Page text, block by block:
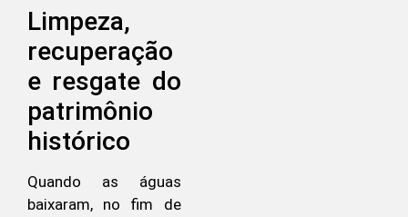
Limpeza,
recuperação
e resgate do
patrimônio
histórico
Quando as águas
baixaram, no fim de